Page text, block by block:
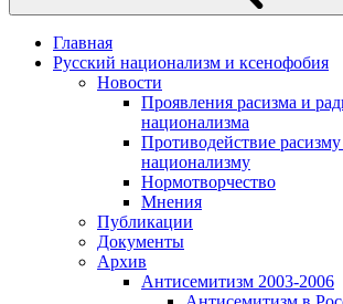
Главная
Русский национализм и ксенофобия
Новости
Проявления расизма и
национализма
Противодействие
национализму
Нормотворчество
Мнения
Публикации
Документы
Архив
Антисемитизм 2003-2006